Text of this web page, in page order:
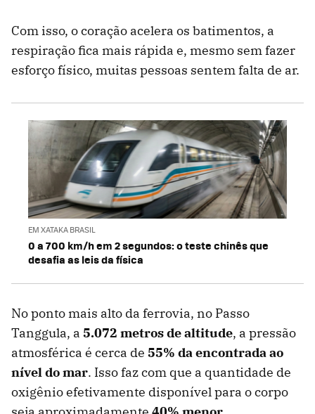
Com isso, o coração acelera os batimentos, a
respiração fica mais rápida e, mesmo sem fazer
esforço físico, muitas pessoas sentem falta de ar.
EM XATAKA BRASIL
0 a 700 km/h em 2 segundos: o teste chinês que
desafia as leis da física
No ponto mais alto da ferrovia, no Passo
Tanggula, a 5.072 metros de altitude, a pressão
atmosférica é cerca de 55% da encontrada ao
nível do mar. Isso faz com que a quantidade de
oxigênio efetivamente disponível para o corpo